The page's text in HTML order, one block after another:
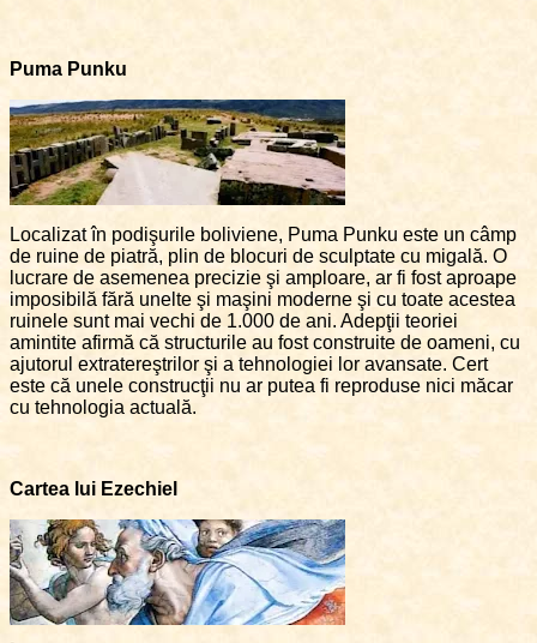
Puma Punku
Localizat în podişurile boliviene, Puma Punku este un câmp
de ruine de piatră, plin de blocuri de sculptate cu migală. O
lucrare de asemenea precizie şi amploare, ar fi fost aproape
imposibilă fără unelte şi maşini moderne şi cu toate acestea
ruinele sunt mai vechi de 1.000 de ani. Adepţii teoriei
amintite afirmă că structurile au fost construite de oameni, cu
ajutorul extratereştrilor şi a tehnologiei lor avansate. Cert
este că unele construcţii nu ar putea fi reproduse nici măcar
cu tehnologia actuală.
Cartea lui Ezechiel